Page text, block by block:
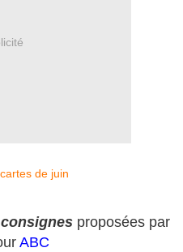
consignesproposées par
ABC